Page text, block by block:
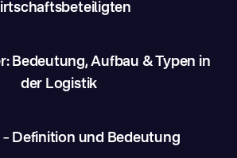
Bedeutung, Aufbau & Typen in
der Logistik
Definition und Bedeutung